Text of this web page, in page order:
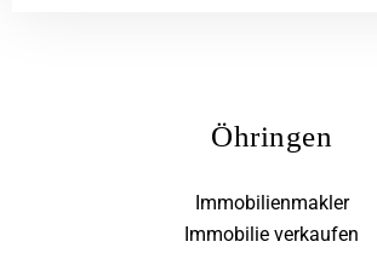
Öhringen
Immobilienmakler
Immobilie verkaufen